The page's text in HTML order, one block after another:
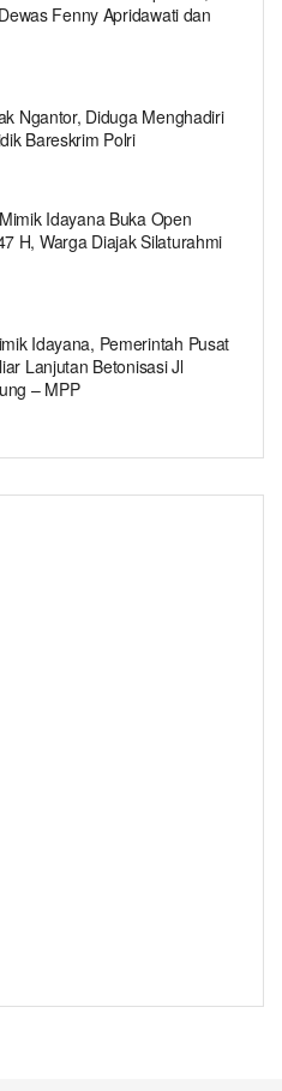
Fenny Apridawati dan
Ngantor, Diduga Menghadiri
Bareskrim Polri
Idayana Buka Open
H, Warga Diajak Silaturahmi
Idayana, Pemerintah Pusat
Lanjutan Betonisasi Jl
– MPP